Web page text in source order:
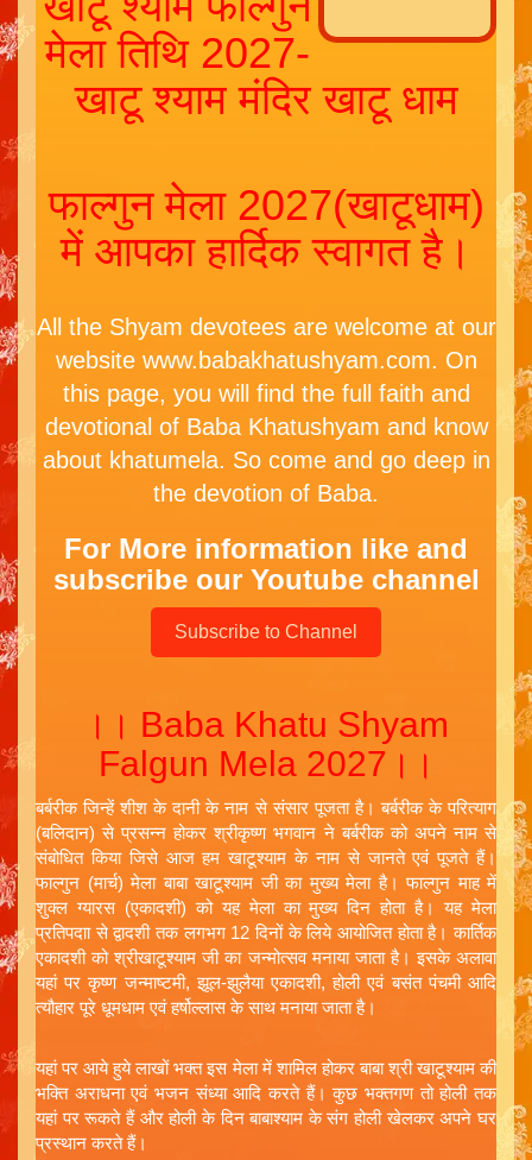
मेला तिथि 2027-
खाटू श्याम मंदिर खाटू धाम
फाल्गुन मेला 2027(खाटूधाम)
में आपका हार्दिक स्वागत है।
All the Shyam devotees are welcome at our
website www.babakhatushyam.com. On
this page, you will find the full faith and
devotional of Baba Khatushyam and know
about khatumela. So come and go deep in
the devotion of Baba.
For More information like and
subscribe our Youtube channel
Subscribe to Channel
।। Baba Khatu Shyam
Falgun Mela 2027।।
बर्बरीक जिन्हें शीश के दानी के नाम से संसार पूजता है। बर्बरीक के परित्याग
(बलिदान) से प्रसन्न होकर श्रीकृष्ण भगवान ने बर्बरीक को अपने नाम से
संबोधित किया जिसे आज हम खाटूश्याम के नाम से जानते एवं पूजते हैं।
फाल्गुन (मार्च) मेला बाबा खाटूश्याम जी का मुख्य मेला है। फाल्गुन माह में
शुक्ल ग्यारस (एकादशी) को यह मेला का मुख्य दिन होता है। यह मेला
प्रतिपदाा से द्वादशी तक लगभग 12 दिनों के लिये आयोजित होता है। कार्तिक
एकादशी को श्रीखाटूश्याम जी का जन्मोत्सव मनाया जाता है। इसके अलावा
यहां पर कृष्ण जन्माष्टमी, झूल-झुलैया एकादशी, होली एवं बसंत पंचमी आदि
त्यौहार पूरे धूमधाम एवं हर्षोल्लास के साथ मनाया जाता है।
यहां पर आये हुये लाखों भक्त इस मेला में शामिल होकर बाबा श्री खाटूश्याम की
भक्ति अराधना एवं भजन संध्या आदि करते हैं। कुछ भक्तगण तो होली तक
यहां पर रूकते हैं और होली के दिन बाबाश्याम के संग होली खेलकर अपने घर
प्रस्थान करते हैं।